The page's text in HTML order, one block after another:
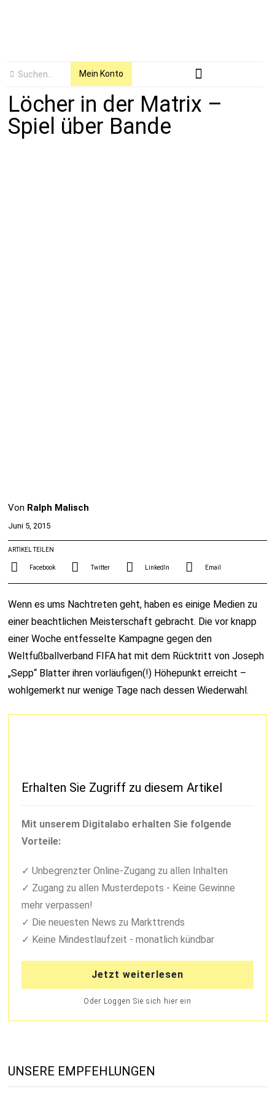
Mein Konto
Löcher in der Matrix –
Spiel über Bande
Von Ralph Malisch
Juni 5, 2015
ARTIKEL TEILEN
Facebook Twitter LinkedIn Email
Wenn es ums Nachtreten geht, haben es einige Medien zu
einer beachtlichen Meisterschaft gebracht. Die vor knapp
einer Woche entfesselte Kampagne gegen den
Weltfußballverband FIFA hat mit dem Rücktritt von Joseph
„Sepp“ Blatter ihren vorläufigen(!) Höhepunkt erreicht –
wohlgemerkt nur wenige Tage nach dessen Wiederwahl.
Erhalten Sie Zugriff zu diesem Artikel
Mit unserem Digitalabo erhalten Sie folgende
Vorteile:
Unbegrenzter Online-Zugang zu allen Inhalten
Zugang zu allen Musterdepots - Keine Gewinne
mehr verpassen!
Die neuesten News zu Markttrends
Keine Mindestlaufzeit - monatlich kündbar
Jetzt weiterlesen
Oder Loggen Sie sich hier ein
UNSERE EMPFEHLUNGEN